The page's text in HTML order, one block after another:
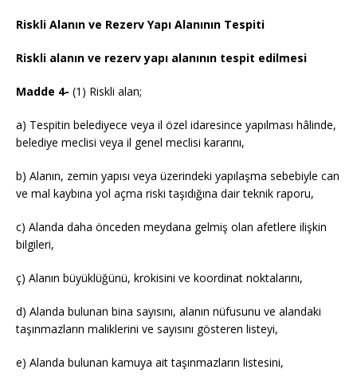
Riskli Alanın ve Rezerv Yapı Alanının Tespiti
Riskli alanın ve rezerv yapı alanının tespit edilmesi
Madde 4- (1) Riskli alan;
a) Tespitin belediyece veya il özel idaresince yapılması hâlinde,
belediye meclisi veya il genel meclisi kararını,
b) Alanın, zemin yapısı veya üzerindeki yapılaşma sebebiyle can
ve mal kaybına yol açma riski taşıdığına dair teknik raporu,
c) Alanda daha önceden meydana gelmiş olan afetlere ilişkin
bilgileri,
ç) Alanın büyüklüğünü, krokisini ve koordinat noktalarını,
d) Alanda bulunan bina sayısını, alanın nüfusunu ve alandaki
taşınmazların maliklerini ve sayısını gösteren listeyi,
e) Alanda bulunan kamuya ait taşınmazların listesini,